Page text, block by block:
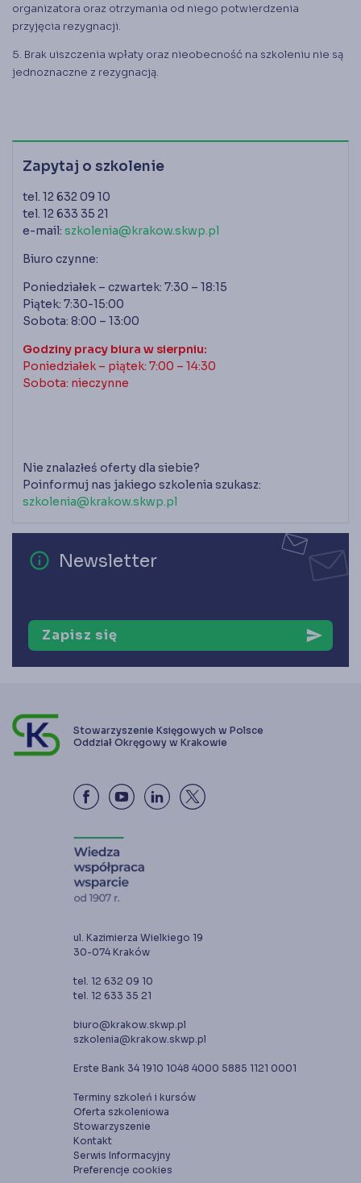
organizatora oraz otrzymania od niego potwierdzenia
przyjęcia rezygnacji.
5. Brak uiszczenia wpłaty oraz nieobecność na szkoleniu nie są
jednoznaczne z rezygnacją.
Zapytaj o szkolenie
tel. 12 632 09 10
tel. 12 633 35 21
e-mail: szkolenia@krakow.skwp.pl
Biuro czynne:
Poniedziałek – czwartek: 7:30 – 18:15
Piątek: 7:30-15:00
Sobota: 8:00 – 13:00
Godziny pracy biura w sierpniu:
Poniedziałek – piątek: 7:00 – 14:30
Sobota: nieczynne
Nie znalazłeś oferty dla siebie?
Poinformuj nas jakiego szkolenia szukasz:
szkolenia@krakow.skwp.pl
error_outline Newsletter
Zapisz się send
Stowarzyszenie Księgowych w Polsce
Oddział Okręgowy w Krakowie
ul. Kazimierza Wielkiego 19
30-074 Kraków
tel. 12 632 09 10
tel. 12 633 35 21
biuro@krakow.skwp.pl
szkolenia@krakow.skwp.pl
Erste Bank 34 1910 1048 4000 5885 1121 0001
Terminy szkoleń i kursów
Oferta szkoleniowa
Stowarzyszenie
Kontakt
Serwis Informacyjny
Preferencje cookies